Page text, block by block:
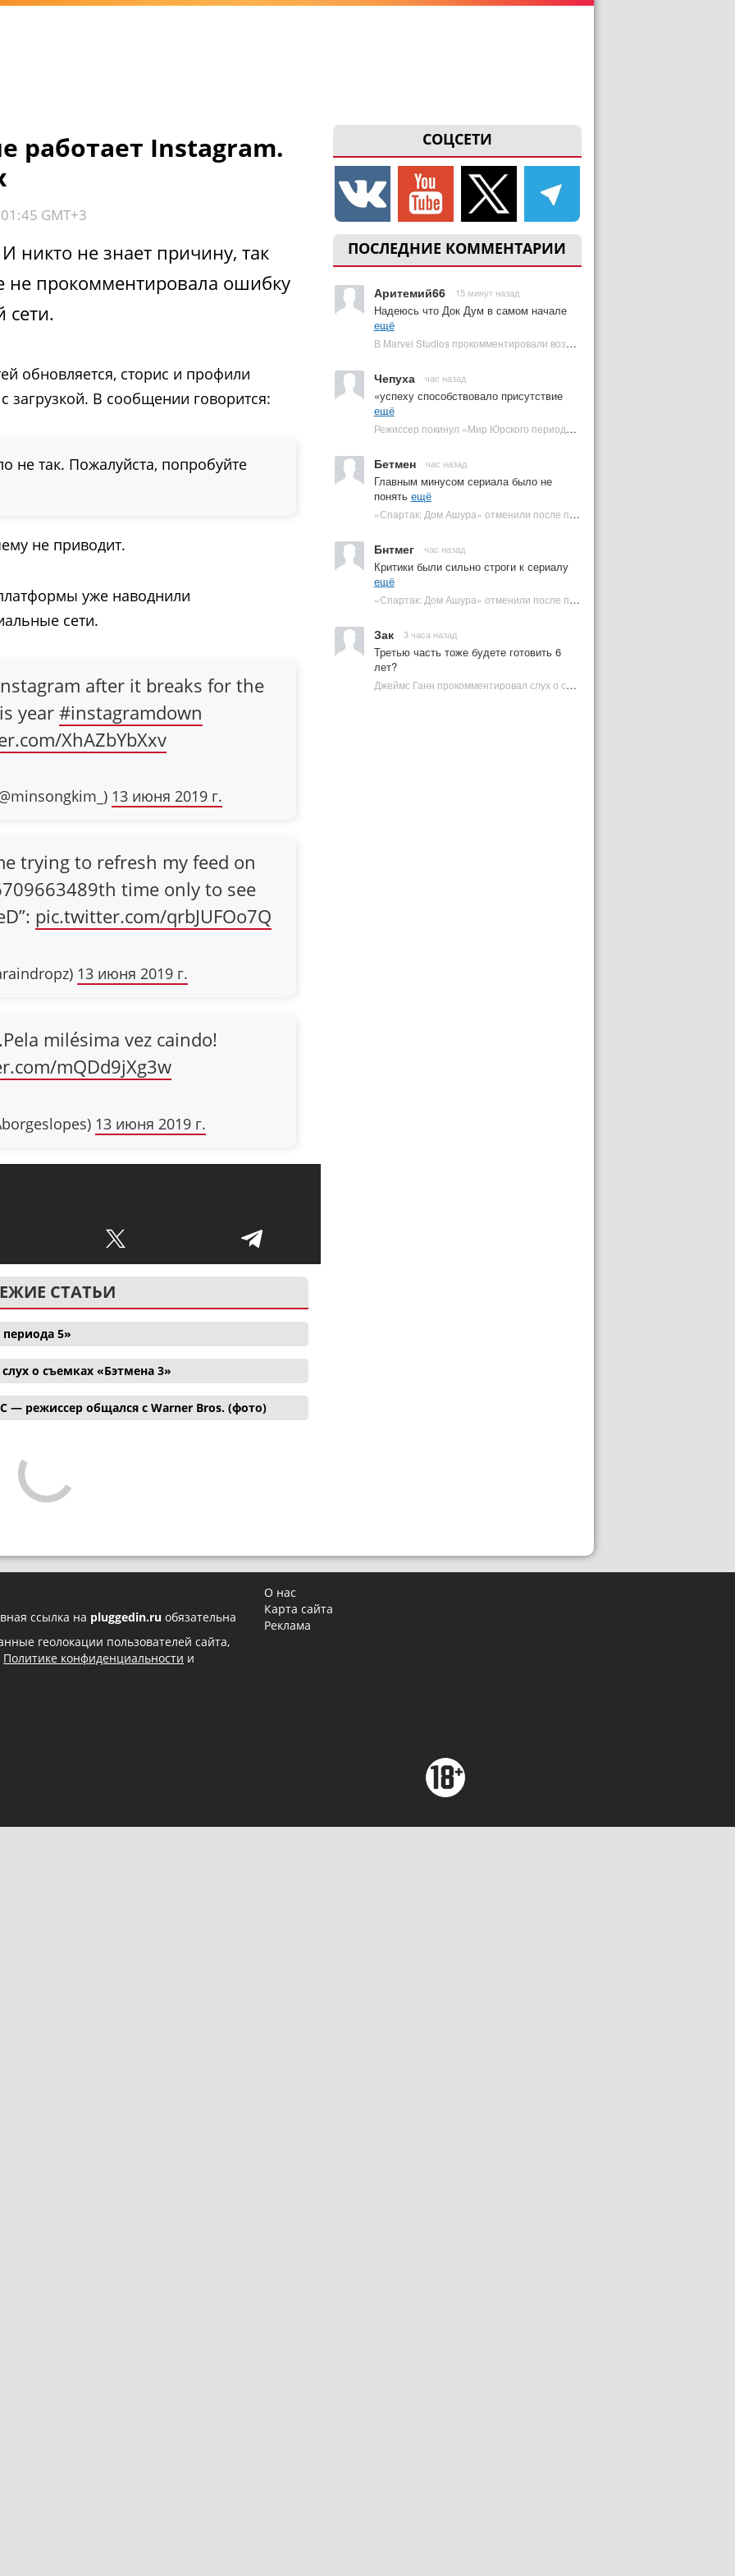
СОЦСЕТИ
ПОСЛЕДНИЕ КОММЕНТАРИИ
Аритемий66 15 минут назад
Надеюсь что Док Дум в самом начале
ещё
В Marvel Studios прокомментировали возвращение Канга на экраны | Plugged In Ru
Чепуха час назад
«успеху способствовало присутствие
ещё
Режиссер покинул «Мир Юрского периода 5» | Plugged In Ru
Бетмен час назад
Главным минусом сериала было не
понять ещё
«Спартак: Дом Ашура» отменили после первого сезона | Plugged In Ru
Бнтмег час назад
Критики были сильно строги к сериалу
ещё
«Спартак: Дом Ашура» отменили после первого сезона | Plugged In Ru
Зак 3 часа назад
Третью часть тоже будете готовить 6
лет?
Джеймс Ганн прокомментировал слух о съемках «Бэтмена 3» | Plugged In Ru
работает Instagram.
GMT+3
никто не знает причину, так
не прокомментировала ошибку
сети.
обновляется, сторис и профили
В сообщении говорится:
не так. Пожалуйста, попробуйте
не приводит.
уже наводнили
сети.
after it breaks for the
year #instagramdown
XhAZbYbXxv
13 июня 2019 г.
trying to refresh my feed on
time only to see
pic.twitter.com/qrbJUFOo7Q
13 июня 2019 г.
milésima vez caindo!
mQDd9jXg3w
13 июня 2019 г.
СТАТЬИ
5»
о съемках «Бэтмена 3»
— режиссер общался с Warner Bros. (фото)
ссылка на pluggedin.ru обязательна
геолокации пользователей сайта,
Политике конфиденциальности и
О нас
Карта сайта
Реклама